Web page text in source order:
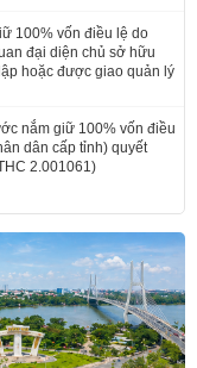
100% vốn điều lệ do
đại diện chủ sở hữu
hoặc được giao quản lý
nắm giữ 100% vốn điều
dân cấp tỉnh) quyết
2.001061)